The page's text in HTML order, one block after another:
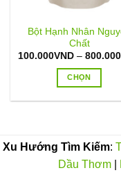
Bột Hạnh Nhân
Chất
100.000VND – 800.000
CHỌN
nhiều
biến
Xu Hướng Tìm Kiếm:
Dầu Thơm